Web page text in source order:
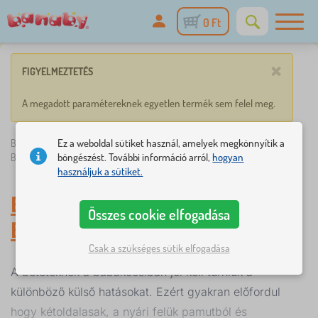
0 Ft
×
FIGYELMEZTETÉS
A megadott paramétereknek egyetlen termék sem felel meg.
Banaby.hu » Csecsemő kiegészítők/Babakocsik és tartozékok/
Babakocsiba betétek
Babakocsiba betétek-
Babakocsik és tartozékok
A betéteknek a babakocsiban jól kell tűrniük a
különböző külső hatásokat. Ezért gyakran előfordul
hogy kétoldalasak, a nyári felük pamutból és
Ez a weboldal sütiket használ, amelyek megkönnyítik a
böngészést. További információ arról,hogyan
használjuk a sütiket.
Összes cookie elfogadása
Csak a szükséges sütik elfogadása